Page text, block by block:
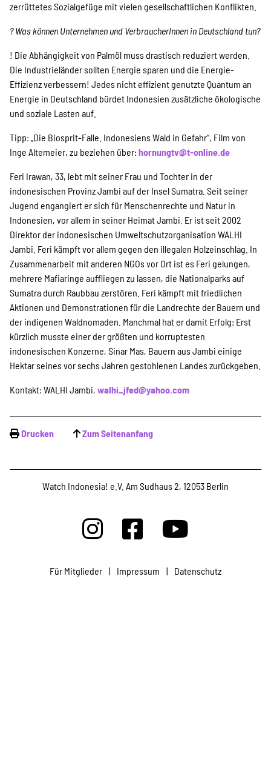
zerrüttetes Sozialgefüge mit vielen gesellschaftlichen Konflikten.
? Was können Unternehmen und VerbraucherInnen in Deutschland tun?
! Die Abhängigkeit von Palmöl muss drastisch reduziert werden.
Die Industrieländer sollten Energie sparen und die Energie-
Effizienz verbessern! Jedes nicht effizient genutzte Quantum an
Energie in Deutschland bürdet Indonesien zusätzliche ökologische
und soziale Lasten auf.
Tipp: „Die Biosprit-Falle. Indonesiens Wald in Gefahr“, Film von
Inge Altemeier, zu beziehen über: hornungtv@t-online.de
Feri Irawan, 33, lebt mit seiner Frau und Tochter in der
indonesischen Provinz Jambi auf der Insel Sumatra. Seit seiner
Jugend engangiert er sich für Menschenrechte und Natur in
Indonesien, vor allem in seiner Heimat Jambi. Er ist seit 2002
Direktor der indonesischen Umweltschutzorganisation WALHI
Jambi. Feri kämpft vor allem gegen den illegalen Holzeinschlag. In
Zusammenarbeit mit anderen NGOs vor Ort ist es Feri gelungen,
mehrere Mafiaringe auffliegen zu lassen, die Nationalparks auf
Sumatra durch Raubbau zerstören. Feri kämpft mit friedlichen
Aktionen und Demonstrationen für die Landrechte der Bauern und
der indigenen Waldnomaden. Manchmal hat er damit Erfolg: Erst
kürzlich musste einer der größten und korruptesten
indonesischen Konzerne, Sinar Mas, Bauern aus Jambi einige
Hektar seines vor sechs Jahren gestohlenen Landes zurückgeben.
Kontakt: WALHI Jambi, walhi_jfed@yahoo.com
Drucken Zum Seitenanfang
Watch Indonesia! e.V. Am Sudhaus 2, 12053 Berlin
Für Mitglieder | Impressum | Datenschutz